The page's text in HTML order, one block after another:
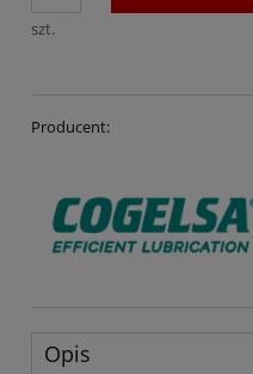
szt.
Producent:
Opis